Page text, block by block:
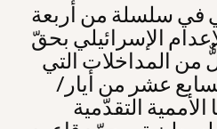
في سلسلة من أربعة
الإسرائيلي بحقّ
من المداخلات التي
عشر من أيار/
التقدّمية